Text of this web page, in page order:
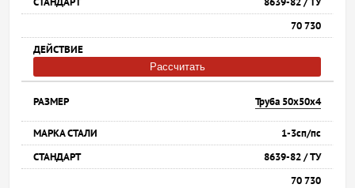
70 730
Рассчитать
Труба 50х50х4
1-3сп/пс
8639-82 / ТУ
70 730